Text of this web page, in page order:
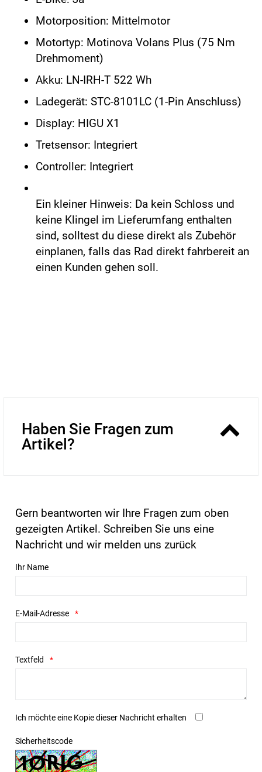
Motorposition: Mittelmotor
Motortyp: Motinova Volans Plus (75 Nm
Drehmoment)
Akku: LN-IRH-T 522 Wh
Ladegerät: STC-8101LC (1-Pin Anschluss)
Display: HIGU X1
Tretsensor: Integriert
Controller: Integriert
Ein kleiner Hinweis: Da kein Schloss und
keine Klingel im Lieferumfang enthalten
sind, solltest du diese direkt als Zubehör
einplanen, falls das Rad direkt fahrbereit an
einen Kunden gehen soll.
Haben Sie Fragen zum
Artikel?
Gern beantworten wir Ihre Fragen zum oben
gezeigten Artikel. Schreiben Sie uns eine
Nachricht und wir melden uns zurück
Ihr Name
E-Mail-Adresse
Textfeld
Ich möchte eine Kopie dieser Nachricht erhalten
Sicherheitscode